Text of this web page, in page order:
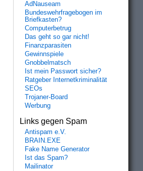
AdNauseam
Bundeswehrfragebogen im
Briefkasten?
Computerbetrug
Das geht so gar nicht!
Finanzparasiten
Gewinnspiele
Gnobbelmatsch
Ist mein Passwort sicher?
Ratgeber Internetkriminalität
SEOs
Trojaner-Board
Werbung
Links gegen Spam
Antispam e.V.
BRAIN.EXE
Fake Name Generator
Ist das Spam?
Mailinator